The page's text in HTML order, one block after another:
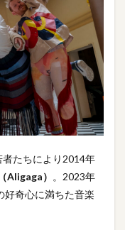
たちにより2014年
Aligaga） 。2023年
好奇心に満ちた音楽